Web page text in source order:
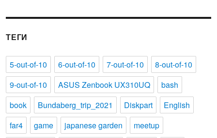
ТЕГИ
5-out-of-10 6-out-of-10 7-out-of-10
8-out-of-10
9-out-of-10
ASUS Zenbook UX310UQ
bash
book
Bundaberg_trip_2021 Diskpart
English
far4
game japanese garden
meetup